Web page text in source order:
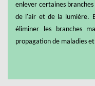
enlever certaines
de l'air et de la lumière.
éliminer les branches
propagation de maladies